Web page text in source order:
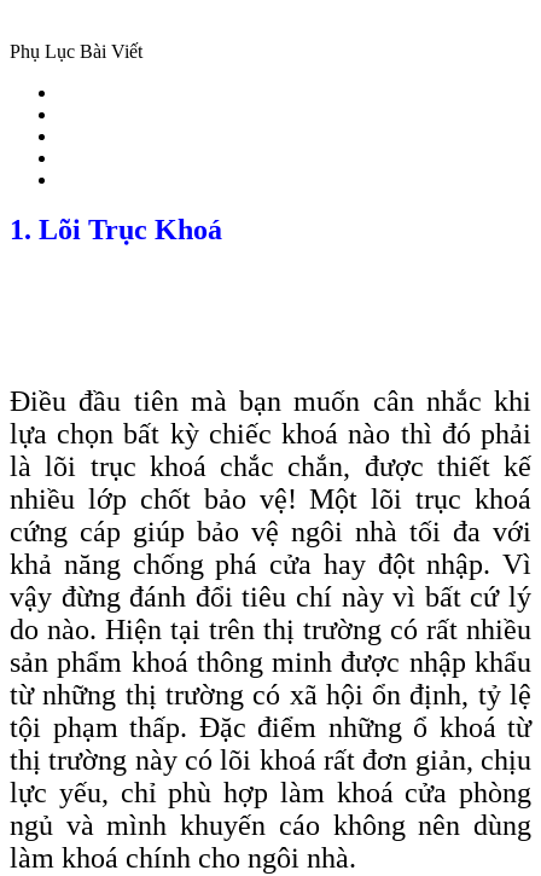
Phụ Lục Bài Viết
1. Lõi Trục Khoá
Điều đầu tiên mà bạn muốn cân nhắc khi
lựa chọn bất kỳ chiếc khoá nào thì đó phải
là lõi trục khoá chắc chắn, được thiết kế
nhiều lớp chốt bảo vệ! Một lõi trục khoá
cứng cáp giúp bảo vệ ngôi nhà tối đa với
khả năng chống phá cửa hay đột nhập. Vì
vậy đừng đánh đổi tiêu chí này vì bất cứ lý
do nào. Hiện tại trên thị trường có rất nhiều
sản phẩm khoá thông minh được nhập khẩu
từ những thị trường có xã hội ổn định, tỷ lệ
tội phạm thấp. Đặc điểm những ổ khoá từ
thị trường này có lõi khoá rất đơn giản, chịu
lực yếu, chỉ phù hợp làm khoá cửa phòng
ngủ và mình khuyến cáo không nên dùng
làm khoá chính cho ngôi nhà.